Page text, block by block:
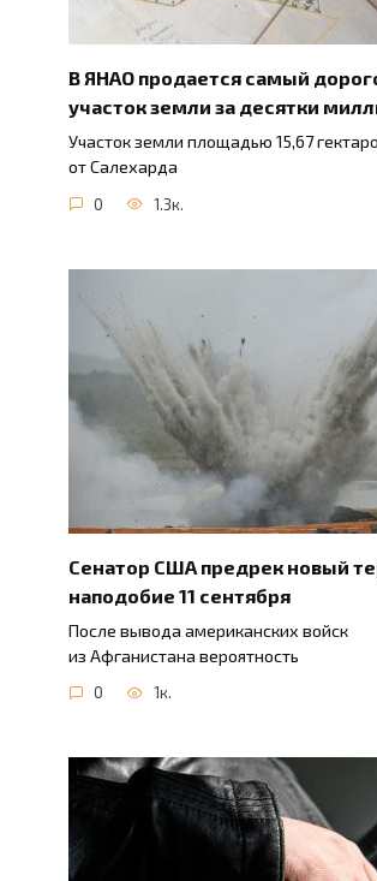
В ЯНАО продается самый
участок земли за десятки
Участок земли площадью 15,67
от Салехарда
0 1.3к.
Сенатор США предрек новый
наподобие 11 сентября
После вывода американских войск
из Афганистана вероятность
0 1к.